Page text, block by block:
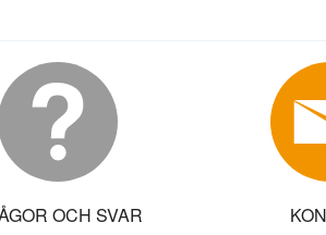
OCH SVAR